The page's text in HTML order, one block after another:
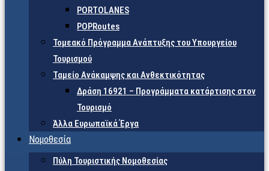
PORTOLANES
POPRoutes
Τομεακό Πρόγραμμα Ανάπτυξης του Υπουργείου
Τουρισμού
Ταμείο Ανάκαμψης και Ανθεκτικότητας
Δράση 16921 – Προγράμματα κατάρτισης στον
Τουρισμό
Άλλα Ευρωπαϊκά Έργα
Νομοθεσία
Πύλη Τουριστικής Νομοθεσίας